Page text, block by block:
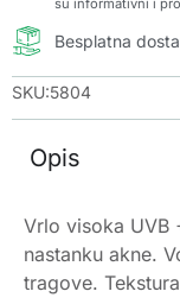
Besplatna
SKU:5804
Opis
Vrlo visoka UVB
nastanku akne.
tragove.